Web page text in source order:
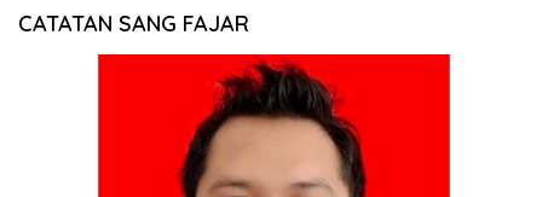
CATATAN SANG FAJAR